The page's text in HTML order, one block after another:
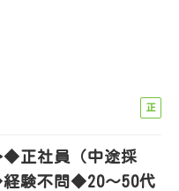
正
正社員（中途採
験不問◆20～50代